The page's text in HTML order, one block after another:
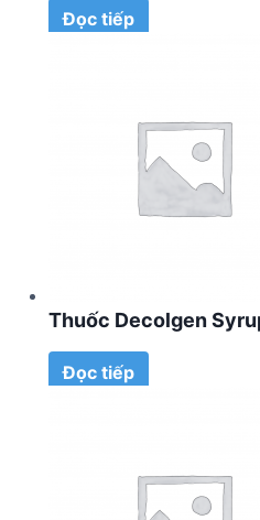
Đọc tiếp
Thuốc Decolgen
Đọc tiếp